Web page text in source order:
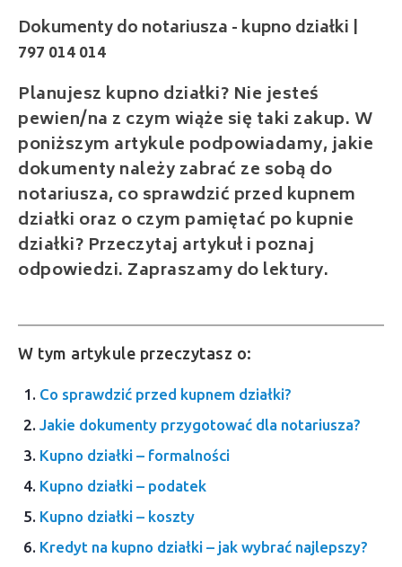
Planujesz kupno działki? Nie jesteś
pewien/na z czym wiąże się taki zakup. W
poniższym artykule podpowiadamy, jakie
dokumenty należy zabrać ze sobą do
notariusza, co sprawdzić przed kupnem
działki oraz o czym pamiętać po kupnie
działki? Przeczytaj artykuł i poznaj
odpowiedzi. Zapraszamy do lektury.
W tym artykule przeczytasz o:
Co sprawdzić przed kupnem działki?
Jakie dokumenty przygotować dla notariusza?
Kupno działki – formalności
Kupno działki – podatek
Kupno działki – koszty
Kredyt na kupno działki – jak wybrać najlepszy?